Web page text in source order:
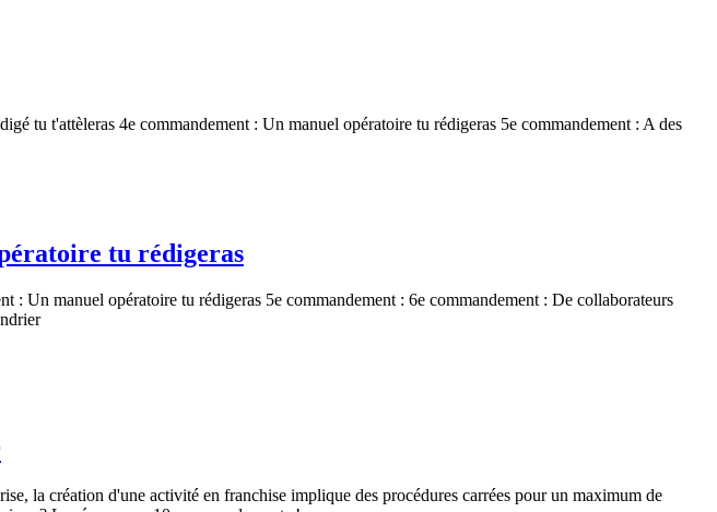
tu t'attèleras 4e commandement : Un manuel opératoire tu rédigeras 5e commandement : A des
tu rédigeras
Un manuel opératoire tu rédigeras 5e commandement : 6e commandement : De collaborateurs
la création d'une activité en franchise implique des procédures carrées pour un maximum de